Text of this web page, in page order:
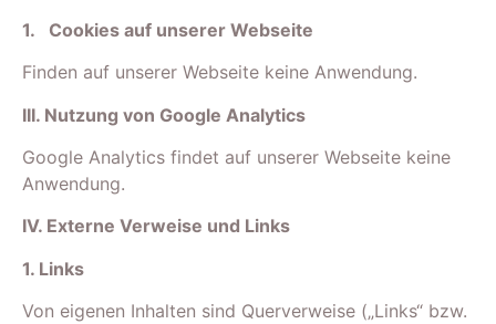
1. Cookies auf unserer Webseite
Finden auf unserer Webseite keine Anwendung.
III. Nutzung von Google Analytics
Google Analytics findet auf unserer Webseite keine
Anwendung.
IV. Externe Verweise und Links
1. Links
Von eigenen Inhalten sind Querverweise („Links“ bzw.